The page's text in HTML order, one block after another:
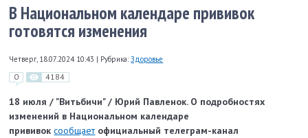
В Национальном календаре прививок
готовятся изменения
Четверг, 18.07.2024 10:43 | Рубрика: Здоровье
0 4184
18 июля / "Витьбичи" / Юрий Павленок. О подробностях
изменений в Национальном календаре
прививоксообщаетофициальный телеграм-канал